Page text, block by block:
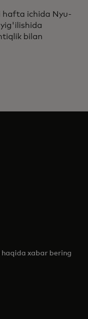
hafta ichida Nyu-
bilan
xabar bering